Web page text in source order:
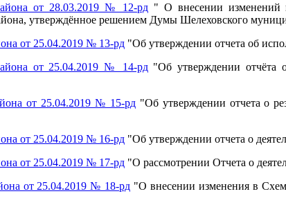
от 28.03.2019 № 12-рд " О внесении изменений
утверждённое решением Думы Шелеховского
от 25.04.2019 № 13-рд "Об утверждении отчета об
от 25.04.2019 № 14-рд"Об утверждении отчёта о
от 25.04.2019 № 15-рд "Об утверждении отчета о
от 25.04.2019 № 16-рд "Об утверждении отчета о
от 25.04.2019 № 17-рд "О рассмотрении Отчета о
от 25.04.2019 № 18-рд "О внесении изменения в